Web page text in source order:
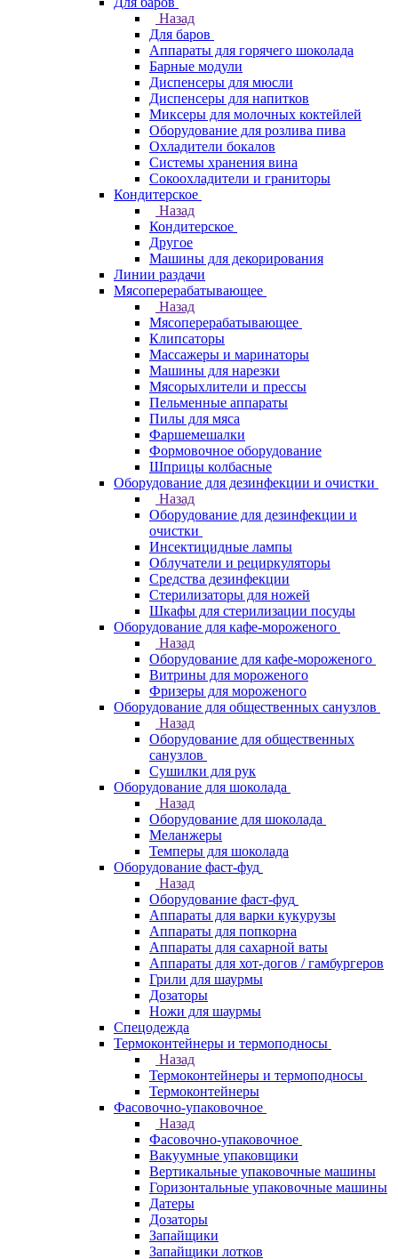
Назад
Для баров
Аппараты для горячего шоколада
Барные модули
Диспенсеры для мюсли
Диспенсеры для напитков
Миксеры для молочных коктейлей
Оборудование для розлива пива
Охладители бокалов
Системы хранения вина
Сокоохладители и граниторы
Кондитерское
Назад
Кондитерское
Другое
Машины для декорирования
Линии раздачи
Мясоперерабатывающее
Назад
Мясоперерабатывающее
Клипсаторы
Массажеры и маринаторы
Машины для нарезки
Мясорыхлители и прессы
Пельменные аппараты
Пилы для мяса
Фаршемешалки
Формовочное оборудование
Шприцы колбасные
Оборудование для дезинфекции и очистки
Назад
Оборудование для дезинфекции и
очистки
Инсектицидные лампы
Облучатели и рециркуляторы
Средства дезинфекции
Стерилизаторы для ножей
Шкафы для стерилизации посуды
Оборудование для кафе-мороженого
Назад
Оборудование для кафе-мороженого
Витрины для мороженого
Фризеры для мороженого
Оборудование для общественных санузлов
Назад
Оборудование для общественных
санузлов
Сушилки для рук
Оборудование для шоколада
Назад
Оборудование для шоколада
Меланжеры
Темперы для шоколада
Оборудование фаст-фуд
Назад
Оборудование фаст-фуд
Аппараты для варки кукурузы
Аппараты для попкорна
Аппараты для сахарной ваты
Аппараты для хот-догов / гамбургеров
Грили для шаурмы
Дозаторы
Ножи для шаурмы
Спецодежда
Термоконтейнеры и термоподносы
Назад
Термоконтейнеры и термоподносы
Термоконтейнеры
Фасовочно-упаковочное
Назад
Фасовочно-упаковочное
Вакуумные упаковщики
Вертикальные упаковочные машины
Горизонтальные упаковочные машины
Датеры
Дозаторы
Запайщики
Запайщики лотков